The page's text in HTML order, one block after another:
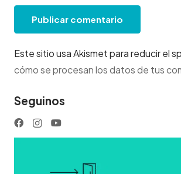
Publicar comentario
Este sitio usa Akismet para reducir el
cómo se procesan los datos de tus
Seguinos